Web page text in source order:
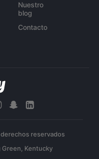
Nuestro
blog
Contacto
reservados